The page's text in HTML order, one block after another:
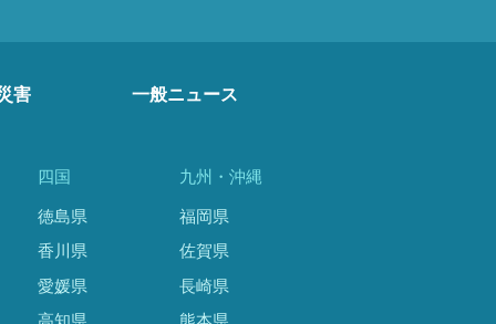
害 一般ニュース
四国
徳島県
香川県
愛媛県
九州・沖縄
福岡県
佐賀県
長崎県